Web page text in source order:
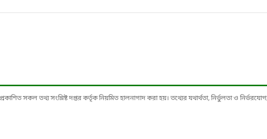
সকল তথ্য সংশ্লিষ্ট দপ্তর কর্তৃক নিয়মিত হালনাগাদ করা হয়। তথ্যের যথার্থতা, নির্ভুলতা ও